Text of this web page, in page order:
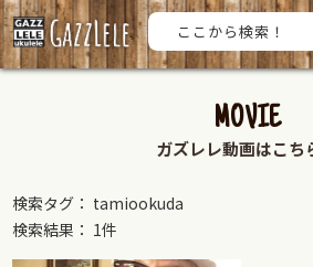
MOVIE
ガズレレ動画はこち
検索タグ： tamiookuda
検索結果： 1件